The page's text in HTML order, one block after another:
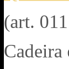
(art.
Cadeira